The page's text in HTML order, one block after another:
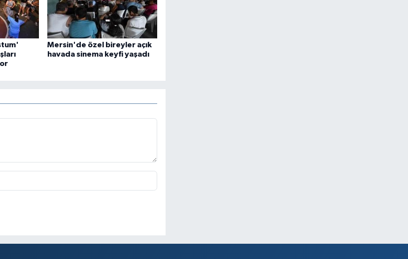
Mersin'de özel bireyler açık
havada sinema keyfi yaşadı